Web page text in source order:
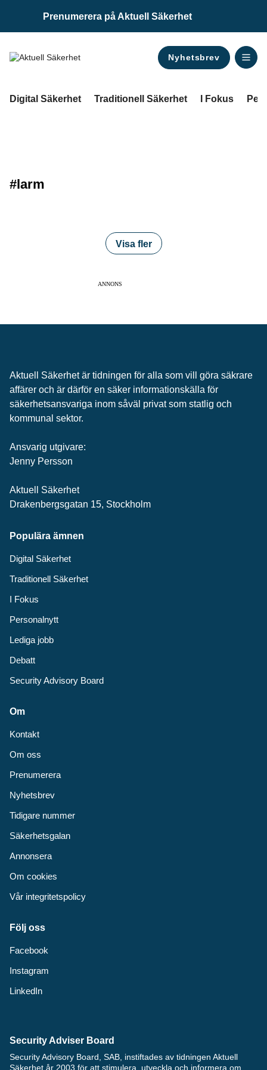
Prenumerera på Aktuell Säkerhet
Nyhetsbrev
Digital Säkerhet Traditionell Säkerhet I Fokus
#larm
Visa fler
ANNONS
Aktuell Säkerhet är tidningen för alla som vill göra säkrare
affärer och är därför en säker informationskälla för
säkerhets­ansvariga inom såväl privat som statlig och
kommunal sektor.
Ansvarig utgivare:
Jenny Persson
Aktuell Säkerhet
Drakenbergsgatan 15, Stockholm
Populära ämnen
Digital Säkerhet
Traditionell Säkerhet
I Fokus
Personalnytt
Lediga jobb
Debatt
Security Advisory Board
Om
Kontakt
Om oss
Prenumerera
Nyhetsbrev
Tidigare nummer
Säkerhetsgalan
Annonsera
Om cookies
Vår integritetspolicy
Följ oss
Facebook
Instagram
LinkedIn
Security Adviser Board
Security Advisory Board, SAB, instiftades av tidningen Aktuell
Säkerhet år 2003 för att stimulera, utveckla och informera om